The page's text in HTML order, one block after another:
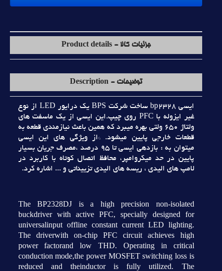
جزئیات کالا - Product details
توضیحات - Description
ايسي bp2328 ساخت شرکت BPS يک درايور LED از نوع
غير ايزوله با PFC روي چيپ.اين ايسي از يک ماسفت هاي
ولتاژ 650 ولتي بهره ميبرد که همين باعث نيازمندي قطعه به
قطعات خارجي پايين ميشود. *از ويژگي هاي اين ايسي
ميتوان به : بازدهي ايسي تا 95 درصد ،مصرف جريان بسيار
پايين در حد ميکروامپر، محافظ اتصال کوتاه با کاربرد در
لامپ هاي اليدي ، ريسه هاي اليدي تزييناتي و ... اشاره کرد.
The BP2328DJ is a high precision non-isolated
buckdriver with active PFC, specially designed for
universalinput offline constant current LED lighting.
The driverwith on-chip PFC circuit achieves high
power factorand low THD. Operating in critical
conduction mode,the power MOSFET switching loss is
reduced and theinductor is fully utilized. The